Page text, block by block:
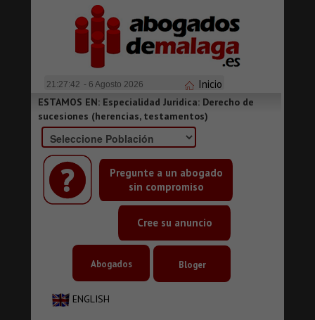
21:27:43 - 6 Agosto 2026 Inicio
Pregunte a un abogado
sin compromiso
Cree su anuncio
ESTAMOS EN: Especialidad Juridica: Derecho de
sucesiones (herencias, testamentos)
ENGLISH
Abogados Bloger